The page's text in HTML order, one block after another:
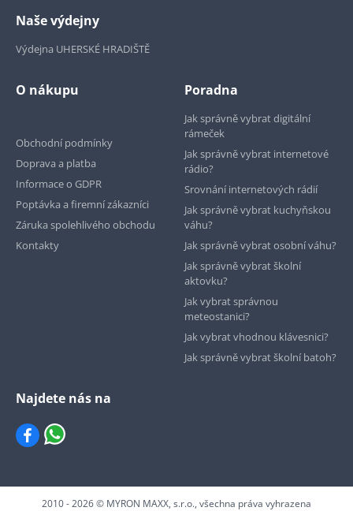
Naše výdejny
Výdejna UHERSKÉ HRADIŠTĚ
O nákupu
Obchodní podmínky
Doprava a platba
Informace o GDPR
Poptávka a firemní zákazníci
Záruka spolehlivého obchodu
Kontakty
Poradna
Jak správně vybrat digitální
rámeček
Jak správně vybrat internetové
rádio?
Srovnání internetových rádií
Jak správně vybrat kuchyňskou
váhu?
Jak správně vybrat osobní váhu?
Jak správně vybrat školní
aktovku?
Jak vybrat správnou
meteostanici?
Jak vybrat vhodnou klávesnici?
Jak správně vybrat školní batoh?
Najdete nás na
2010 - 2026 © MYRON MAXX, s.r.o., všechna práva vyhrazena